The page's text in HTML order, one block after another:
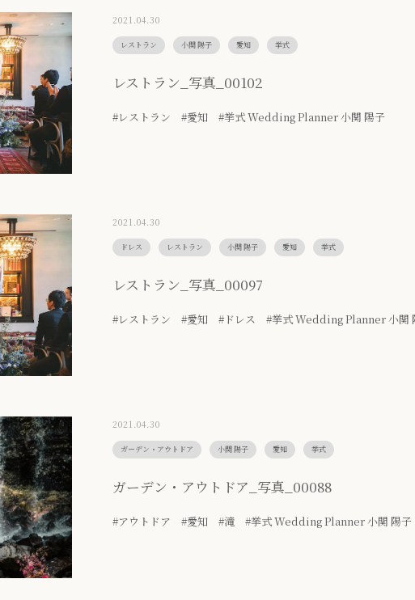
2021.04.30
レストラン 小関 陽子 愛知 挙式
レストラン_写真_00102
#レストラン #愛知 #挙式 Wedding Planner 小関 陽子
2021.04.30
ドレス レストラン 小関 陽子 愛知 挙式
レストラン_写真_00097
#レストラン #愛知 #ドレス #挙式 Wedding Planner 小関
2021.04.30
ガーデン・アウトドア 小関 陽子 愛知 挙式
ガーデン・アウトドア_写真_00088
#アウトドア #愛知 #滝 #挙式 Wedding Planner 小関 陽子